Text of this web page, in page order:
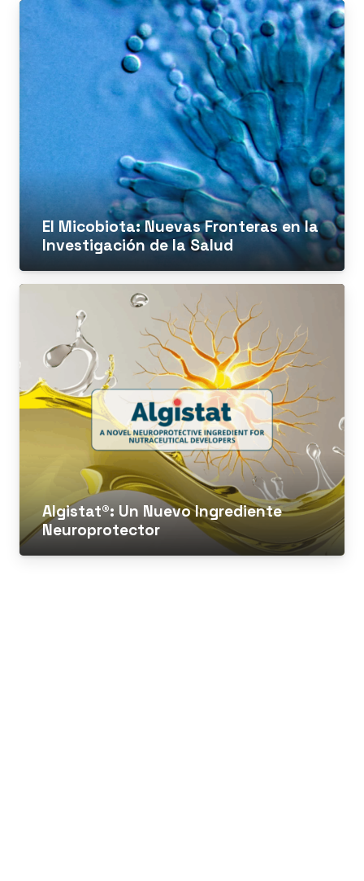
El Micobiota: Nuevas Fronteras en la
Investigación de la Salud
Algistat®: Un Nuevo Ingrediente
Neuroprotector